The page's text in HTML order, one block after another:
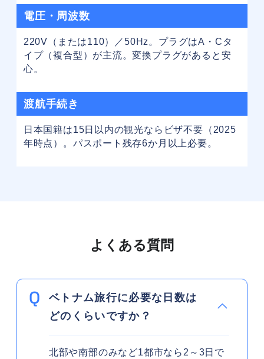
電圧・周波数
220V（または110）／50Hz。プラグはA・Cタ
イプ（複合型）が主流。変換プラグがあると安
心。
渡航手続き
日本国籍は15日以内の観光ならビザ不要（2025
年時点）。パスポート残存6か月以上必要。
よくある質問
ベトナム旅行に必要な日数は
どのくらいですか？
北部や南部のみなど1都市なら2～3日で